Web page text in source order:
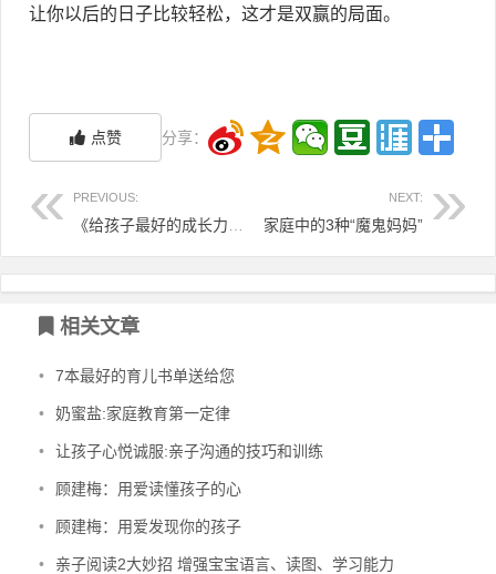
让你以后的日子比较轻松，这才是双赢的局面。
点赞 分享：
PREVIOUS: NEXT:
家庭中的3种“魔鬼妈妈”
相关文章
• 7本最好的育儿书单送给您
• 奶蜜盐:家庭教育第一定律
• 让孩子心悦诚服:亲子沟通的技巧和训练
• 顾建梅：用爱读懂孩子的心
• 顾建梅：用爱发现你的孩子
• 亲子阅读2大妙招 增强宝宝语言、读图、学习能力